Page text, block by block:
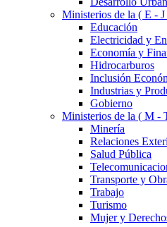
Ministerios de la ( E - J
Educación
Electricidad y
Economía y
Hidrocarburos
Inclusión
Industrias y
Gobierno
Ministerios de la ( M -
Minería
Relaciones
Salud Pública
Transporte y
Trabajo
Turismo
Mujer y